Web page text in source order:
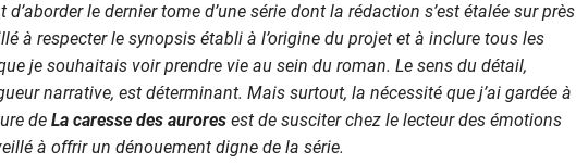
le dernier tome d’une série dont la rédaction s’est étalée sur près
à respecter le synopsis établi à l’origine du projet et à inclure tous les
je souhaitais voir prendre vie au sein du roman. Le sens du détail,
narrative, est déterminant. Mais surtout, la nécessité que j’ai gardée à
de La caresse des aurores est de susciter chez le lecteur des émotions
à offrir un dénouement digne de la série.